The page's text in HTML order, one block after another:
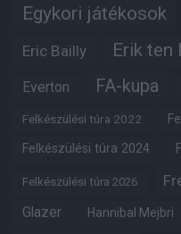
Egykori játékosok
Eric Bailly Erik ten
Everton FA-kupa
Felkészülési túra 2022
Felkészülési túra 2024
Felkészülési túra 2026
Glazer Hannibal Mejbri